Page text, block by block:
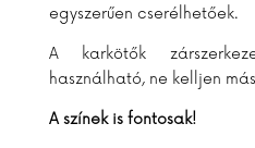
egyszerűen cserélhetőek.
A karkötők
használható, ne kelljen
A színek is fontosak!